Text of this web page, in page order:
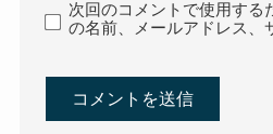
次回のコメントで使用する
の名前、メールアドレス、